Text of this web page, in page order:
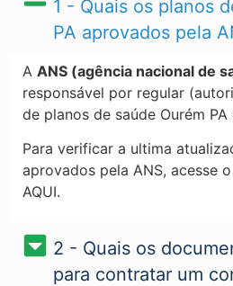
1 - Quais os planos
PA​ aprovados pela
A ANS (agência nacional de
responsável por regular
de planos de saúde Ourém
Para verificar a ultima
aprovados pela ANS, acesse
AQUI.
2 - Quais os
para contratar um